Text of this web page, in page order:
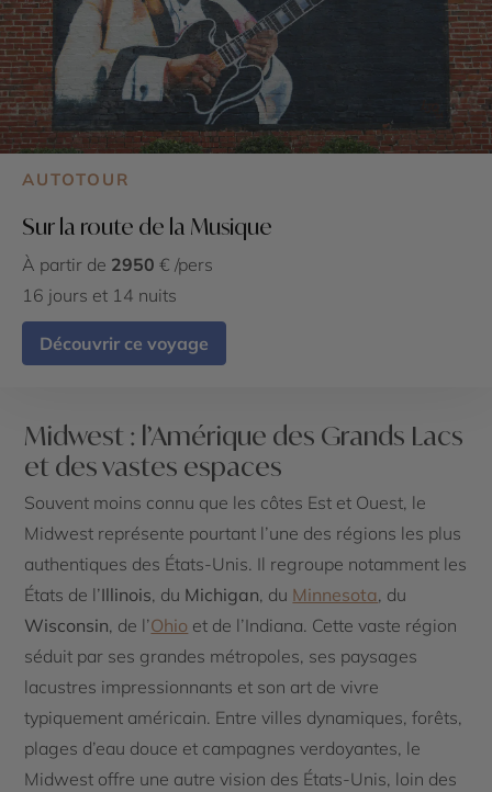
AUTOTOUR
Sur la route de la Musique
À partir de 2950 € /pers
16 jours et 14 nuits
Découvrir ce voyage
Midwest : l’Amérique des Grands Lacs
et des vastes espaces
Souvent moins connu que les côtes Est et Ouest, le
Midwest représente pourtant l’une des régions les plus
authentiques des États-Unis. Il regroupe notamment les
États de l’Illinois, du Michigan, du Minnesota, du
Wisconsin, de l’Ohio et de l’Indiana. Cette vaste région
séduit par ses grandes métropoles, ses paysages
lacustres impressionnants et son art de vivre
typiquement américain. Entre villes dynamiques, forêts,
plages d’eau douce et campagnes verdoyantes, le
Midwest offre une autre vision des États-Unis, loin des